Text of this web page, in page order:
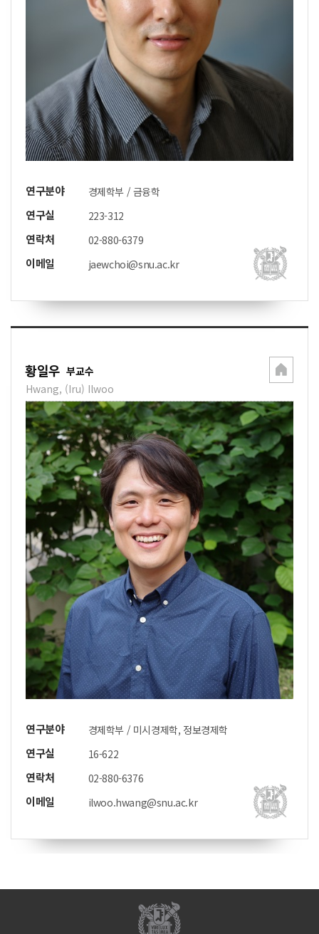
연구분야 경제학부 / 금융학
연구실 223-312
연락처 02-880-6379
이메일 jaewchoi@snu.ac.kr
황일우 부교수
Hwang, (Iru) Ilwoo
연구분야 경제학부 / 미시경제학, 정보경제학
연구실 16-622
연락처 02-880-6376
이메일 ilwoo.hwang@snu.ac.kr